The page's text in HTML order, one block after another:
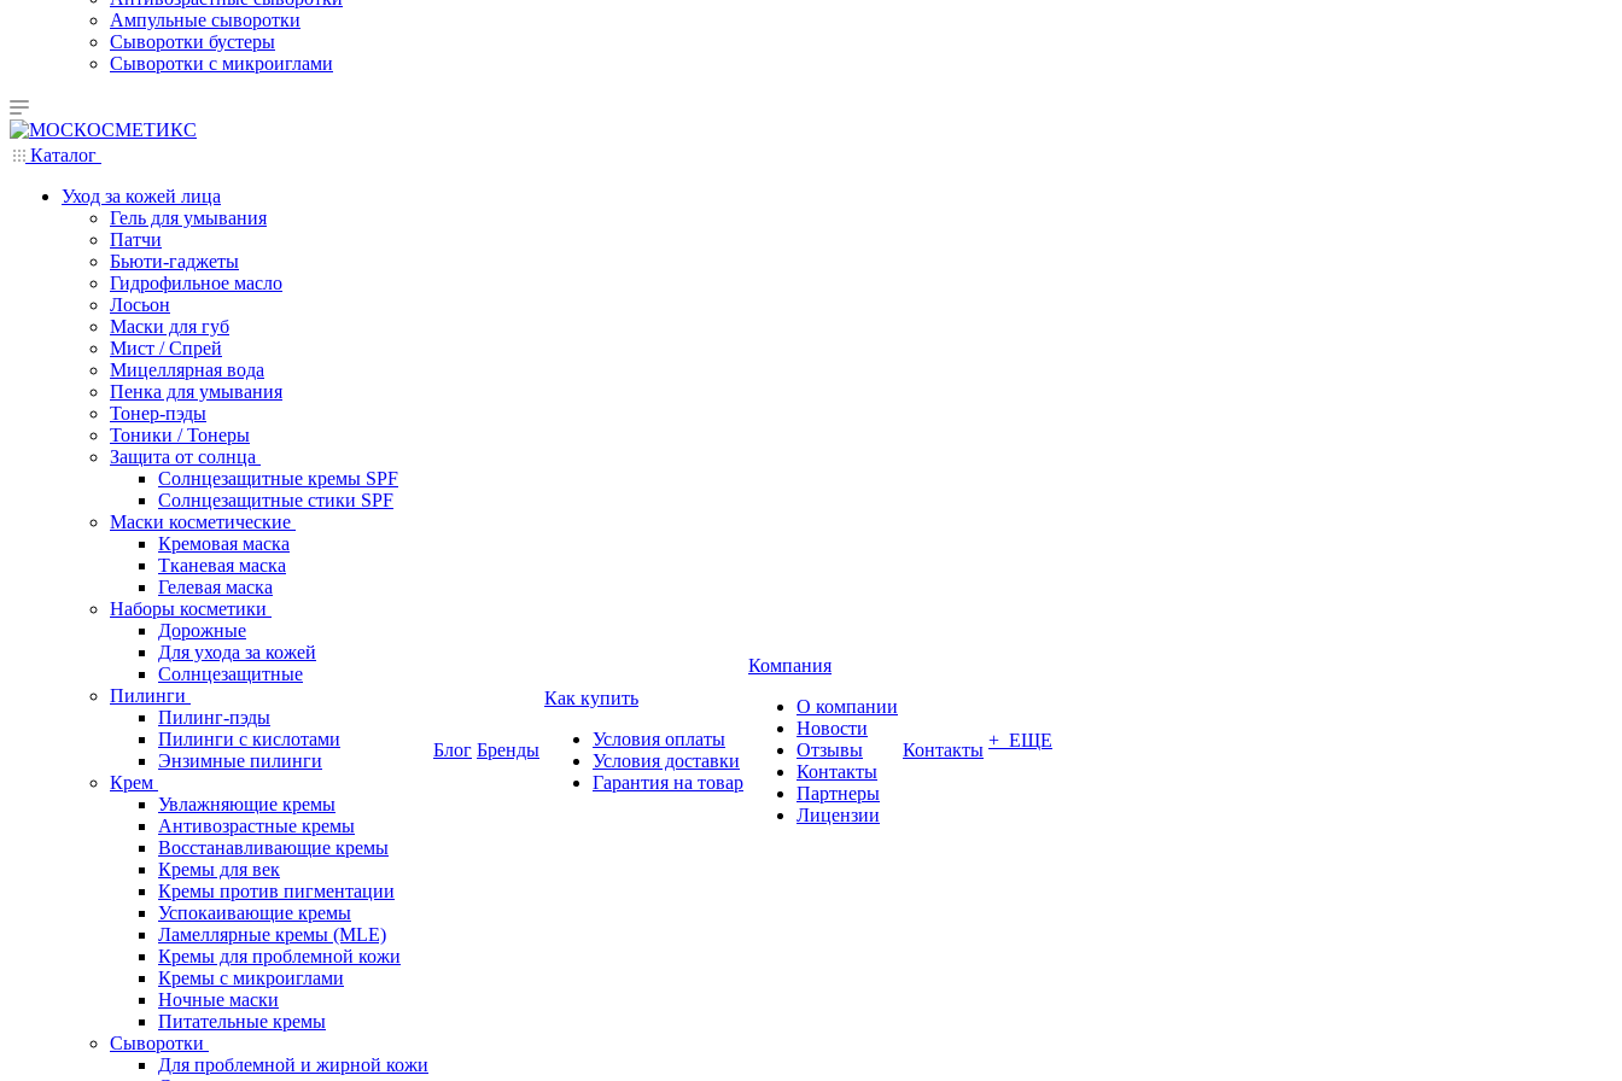
Ампульные сыворотки
Сыворотки бустеры
Сыворотки с микроиглами
Каталог
Уход за кожей лица
Гель для умывания
Патчи
Бьюти-гаджеты
Гидрофильное масло
Лосьон
Маски для губ
Мист / Спрей
Мицеллярная вода
Пенка для умывания
Тонер-пэды
Тоники / Тонеры
Защита от солнца
Солнцезащитные кремы SPF
Солнцезащитные стики SPF
Маски косметические
Кремовая маска
Тканевая маска
Гелевая маска
Наборы косметики
Дорожные
Для ухода за кожей
Солнцезащитные
Пилинги
Пилинг-пэды
Пилинги с кислотами
Энзимные пилинги
Крем
Увлажняющие кремы
Антивозрастные кремы
Восстанавливающие кремы
Кремы для век
Кремы против пигментации
Успокаивающие кремы
Ламеллярные кремы (MLE)
Кремы для проблемной кожи
Кремы с микроиглами
Ночные маски
Питательные кремы
Сыворотки
Для проблемной и жирной кожи
Блог Бренды
Как купить
Условия оплаты
Условия доставки
Гарантия на товар
Компания
О компании
Новости
Отзывы
Контакты
Партнеры
Лицензии
Контакты + ЕЩЕ